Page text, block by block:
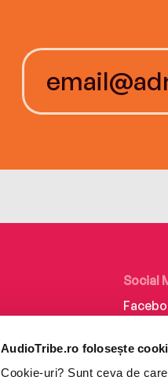
AudioTribe.ro folosește
Cookie-uri? Sunt ceva de
Social